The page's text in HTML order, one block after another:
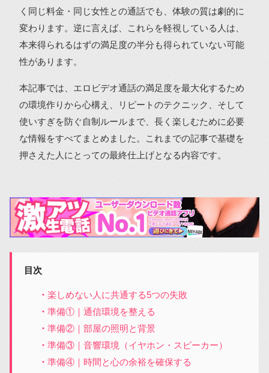
く同じ料金・同じ女性との通話でも、体験の質は劇的に
変わります。逆に言えば、これらを軽視している人は、
本来得られるはずの満足度の半分も得られていない可能
性があります。
本記事では、エロビデオ通話の満足度を最大化するため
の環境作りから心構え、リピートのテクニック、そして
使いすぎを防ぐ自制ルールまで、長く楽しむために必要
な情報をすべてまとめました。これまでの記事で基礎を
押さえた人にとっての最終仕上げとなる内容です。
目次
楽しめない人に共通する5つの失敗
準備①｜通信環境を整える
準備②｜部屋の照明と背景
準備③｜音響環境（イヤホン・スピーカー）
準備④｜時間と心の余裕を確保する